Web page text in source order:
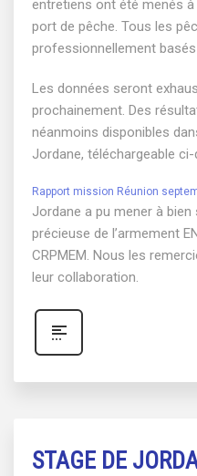
entretiens ont été menés
port de pêche. Tous les
professionnellement
Les données seront
prochainement. Des
néanmoins disponibles
Jordane, téléchargeable
Rapport mission Réunion
Jordane a pu mener à bien
précieuse de l’armement
CRPMEM. Nous les
leur collaboration.
STAGE DE